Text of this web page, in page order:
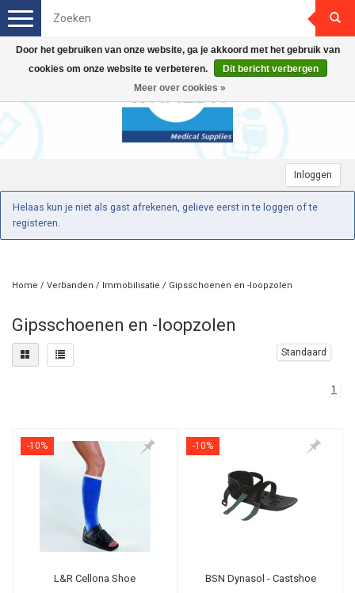
Inloggen
Toggle
Helaas kun je niet als gast afrekenen, gelieve eerst in te loggen of te
registeren.
Home / Verbanden / Immobilisatie / Gipsschoenen en -loopzolen
Gipsschoenen en -loopzolen
Standaard
1
-10%
L&R Cellona Shoe
-10%
BSN Dynasol - Castshoe
Door het gebruiken van onze website, ga je akkoord met het gebruik van
cookies om onze website te verbeteren.
Dit bericht verbergen
Meer over cookies »